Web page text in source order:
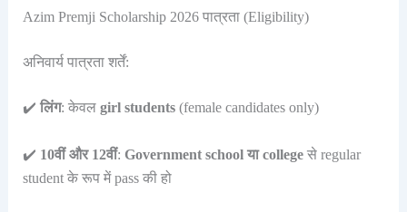
Azim Premji Scholarship 2026 पात्रता (Eligibility)
अनिवार्य पात्रता शर्तें:
✔️ लिंग: केवल girl students(female candidates only)
✔️ 10वीं और 12वीं: Government school या collegeसे regular
student के रूप में pass की हो